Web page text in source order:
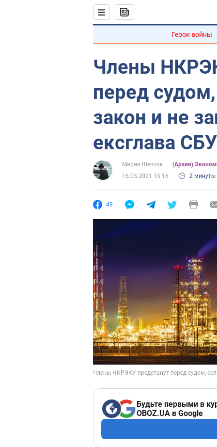
Герои войны
Члены
перед
закон и не
ексглава СБУ
Мария Шевчук
(Архив)
16.05.2021 15:16
2 минуты
49
Будьте первыми в
OBOZ.UA в Google